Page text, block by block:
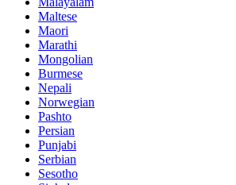
Maltese
Maori
Marathi
Mongolian
Burmese
Nepali
Norwegian
Pashto
Persian
Punjabi
Serbian
Sesotho